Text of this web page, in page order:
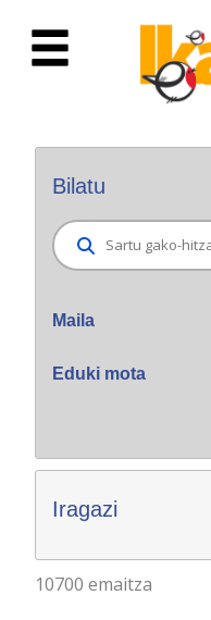
Eduki nagusira joan
Bilatu
Maila
Eduki mota
Iragazi
10700 emaitza